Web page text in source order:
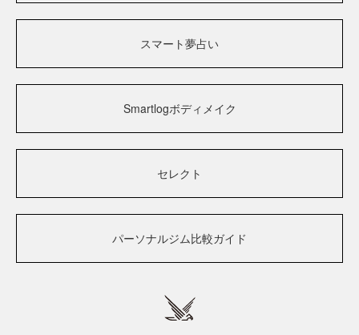
スマート夢占い
Smartlogボディメイク
セレクト
パーソナルジム比較ガイド